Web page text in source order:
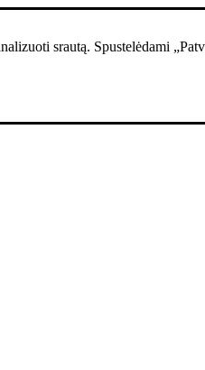
srautą. Spustelėdami